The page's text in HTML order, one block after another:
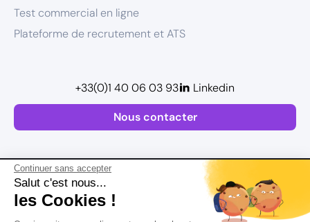
Continuer sans accepter
Salut c'est nous...
les Cookies !
Test commercial en ligne
Plateforme de recrutement et ATS
Nous contacter
+33(0)1 40 06 03 93 Linkedin